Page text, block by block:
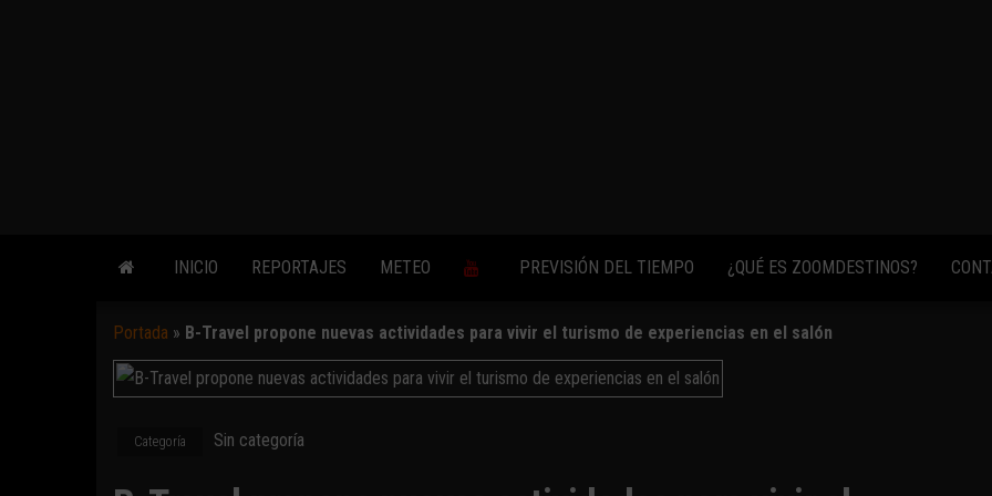
INICIO REPORTAJES METEO PREVISIÓN DEL TIEMPO ¿QUÉ ES ZOOMDESTINOS?
Portada » B-Travel propone nuevas actividades para vivir el turismo de experiencias en el salón
Categoría Sin categoría